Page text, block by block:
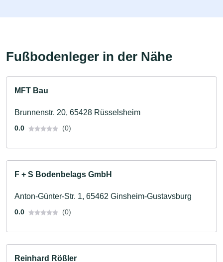
Fußbodenleger in der Nähe
MFT Bau
Brunnenstr. 20, 65428 Rüsselsheim
0.0 (0)
F + S Bodenbelags GmbH
Anton-Günter-Str. 1, 65462 Ginsheim-Gustavsburg
0.0 (0)
Reinhard Rößler